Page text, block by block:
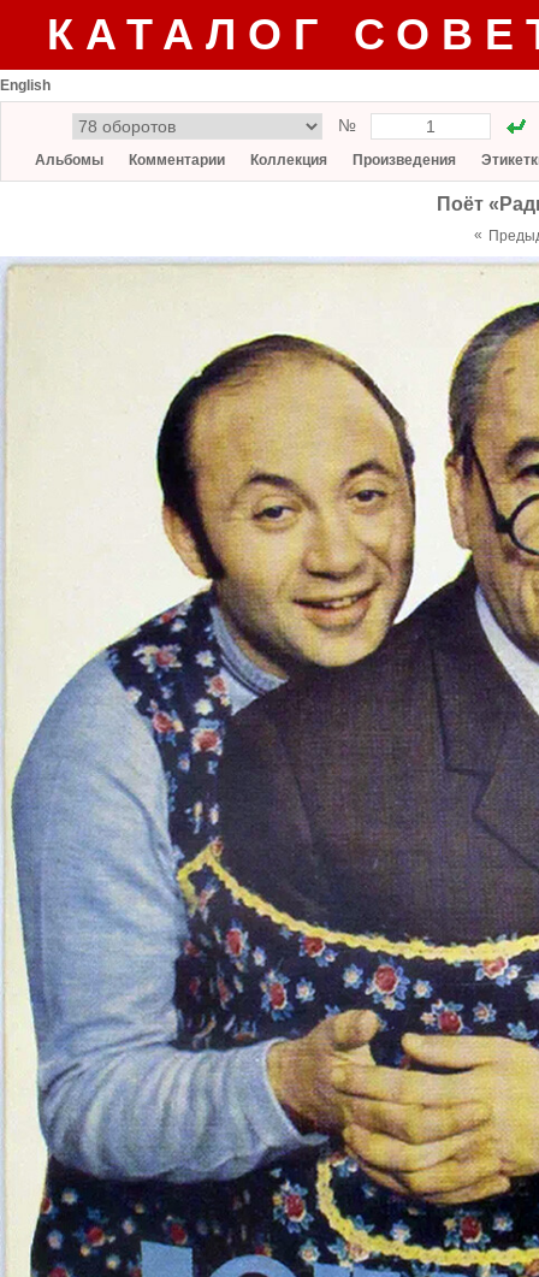
КАТАЛОГ
English
№
Альбомы Комментарии Коллекция Произведения
Поёт
«